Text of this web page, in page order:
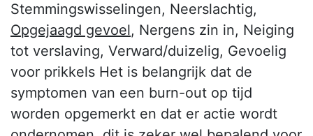
Stemmingswisselingen, Neerslachtig,
Opgejaagd gevoel, Nergens zin in, Neiging
tot verslaving, Verward/duizelig, Gevoelig
voor prikkels Het is belangrijk dat de
symptomen van een burn-out op tijd
worden opgemerkt en dat er actie wordt